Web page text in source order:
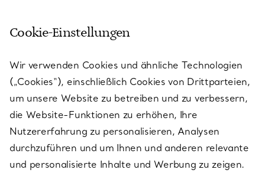
KUNDENSERVICE
SERVICES
ÜBER TIFFANY & CO.
Cookie-Einstellungen
Wir verwenden Cookies und ähnliche Technologien
(„Cookies“), einschließlich Cookies von Drittparteien,
um unsere Website zu betreiben und zu verbessern,
die Website-Funktionen zu erhöhen, Ihre
Nutzererfahrung zu personalisieren, Analysen
durchzuführen und um Ihnen und anderen relevante
und personalisierte Inhalte und Werbung zu zeigen.